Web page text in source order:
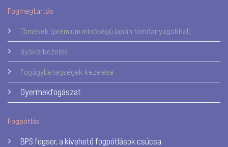
Fogmegtartás
Tömések (prémium minőségű japán tömőanyagokkal)
Gyökérkezelés
Fogágybetegségek kezelése
Gyermekfogászat
Fogpótlás
BPS fogsor, a kivehető fogpótlások csúcsa